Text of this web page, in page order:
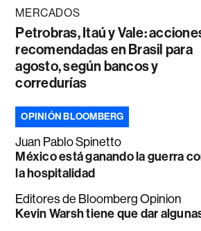
MERCADOS
Petrobras, Itaú y Vale:
recomendadas en Brasil para
agosto, según bancos y
corredurías
OPINIÓN BLOOMBERG
Juan Pablo Spinetto
México está ganando la guerra
la hospitalidad
Editores de Bloomberg Opinion
Kevin Warsh tiene que dar